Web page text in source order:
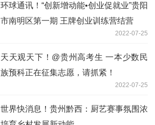
环球通讯！“创新增动能•创业促就业”贵阳
市南明区第一期 王牌创业训练营结营
2022-07-25
天天观天下！@贵州高考生 一本少数民
族预科正在征集志愿，请抓紧！
2022-07-25
世界快消息！贵州黔西：厨艺赛事氛围浓